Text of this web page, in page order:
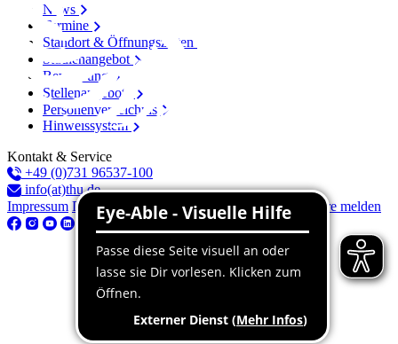
News
Termine
Standort & Öffnungszeiten
Studienangebot
Bewerbung
Stellenangebote
Personenverzeichnis
Hinweissystem
Kontakt & Service
+49 (0)731 96537-100
info(at)thu.de
Impressum Datenschutz Barrierefreiheitserklärung Barriere melden